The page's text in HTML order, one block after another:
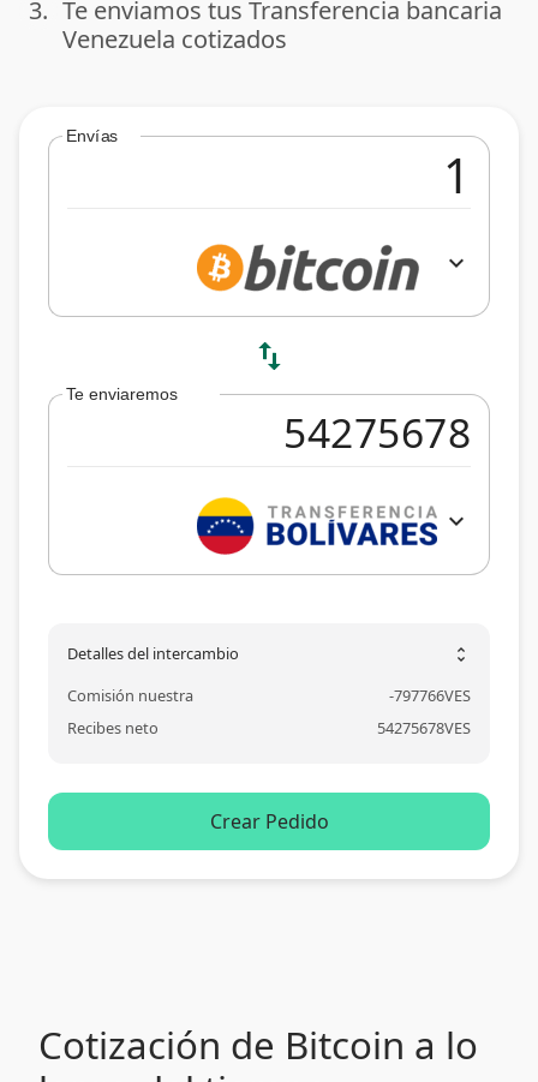
done
3. Te enviamos tus Transferencia bancaria
Venezuela cotizados
Envías
expand_more
swap_vert
Te enviaremos
expand_more
Detalles del intercambio unfold_more
Comisión nuestra -797766VES
Recibes neto
54275678VES
Crear Pedido
Cotización de Bitcoin a lo